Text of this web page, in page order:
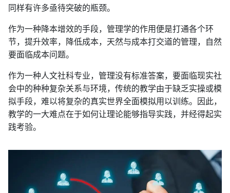
同样有许多亟待突破的瓶颈。
作为一种降本增效的手段，管理学的作用便是打通各个环
节，提升效率，降低成本，天然与成本打交道的管理，自然
要面临成本问题。
作为一种人文社科专业，管理没有标准答案，要面临现实社
会中的种种复杂关系与环境，传统的教学由于缺乏实操或模
拟手段，难以将复杂的真实世界全面模拟用以训练。因此，
教学的一大难点在于如何让理论能够指导实践，并经得起实
践考验。